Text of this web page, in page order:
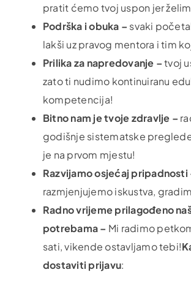
pratit ćemo tvoj uspon jer
Podrška i obuka – svaki
lakši uz pravog mentora i tim
Prilika za napredovanje –tvoj
zato ti nudimo kontinuiranu
kompetencija!
Bitno nam je tvoje zdravlje –
godišnje sistematske
je na prvom mjestu!
Razvijamo osjećaj pripadnosti
razmjenjujemo iskustva,
Radno vrijeme prilagođeno
potrebama – Mi radimo
sati, vikende ostavljamo tebi!
dostaviti prijavu: